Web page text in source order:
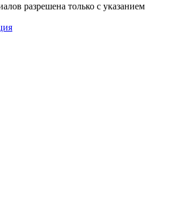
разрешена только с указанием